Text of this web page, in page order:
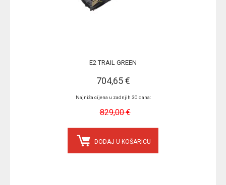
E2 TRAIL GREEN
704,65 €
Najniža cijena u zadnjih 30 dana:
829,00 €
DODAJ U KOŠARICU